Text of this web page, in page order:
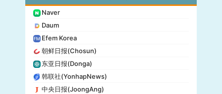
产经新闻(Sankei)
东京放送(TBS)
朝日电视台(TV Asahi)
东京电视台(TV Tokyo)
日本电视台(NTV)
富士电视台(Fuji TV)
日本时报(Japan Times)
Naver
Daum
Efem Korea
朝鲜日报(Chosun)
东亚日报(Donga)
韩联社(YonhapNews)
中央日报(JoongAng)